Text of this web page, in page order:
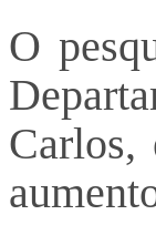
O
Carlos,